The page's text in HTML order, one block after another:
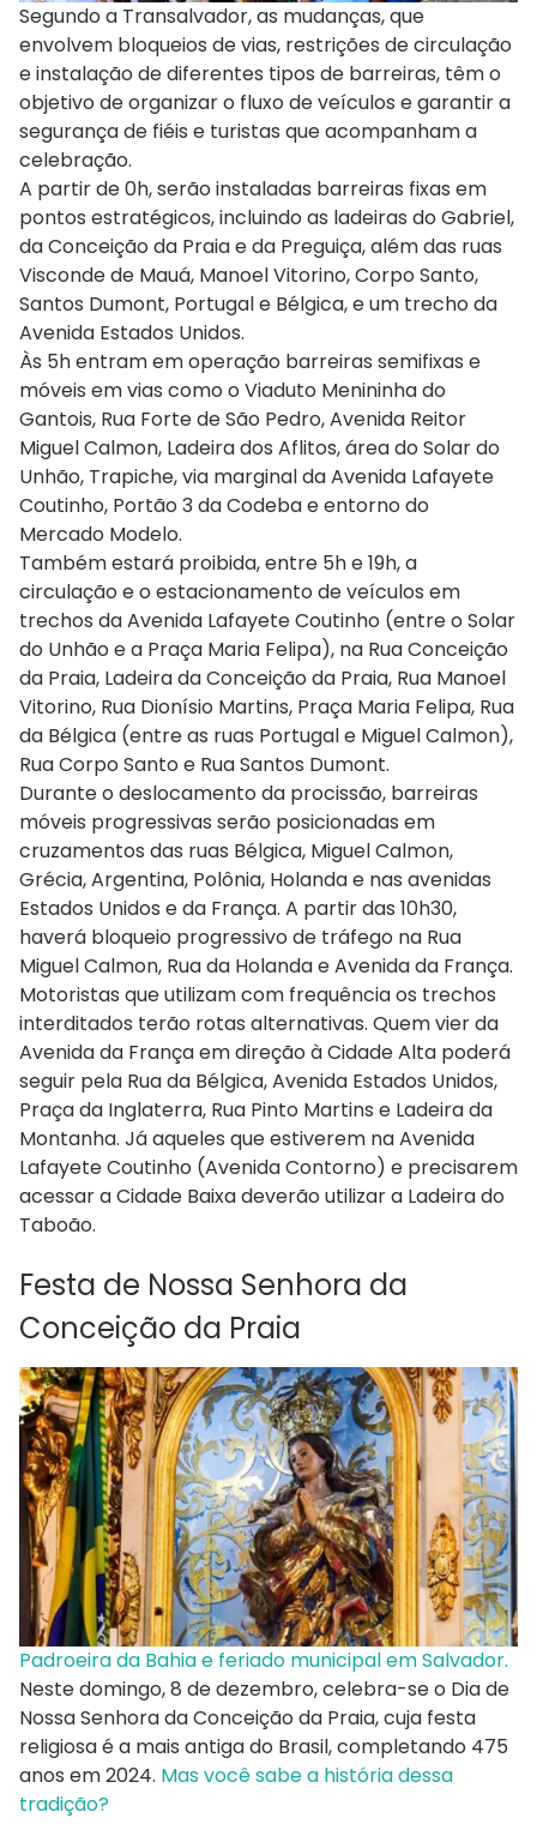
Segundo a Transalvador, as mudanças, que
envolvem bloqueios de vias, restrições de circulação
e instalação de diferentes tipos de barreiras, têm o
objetivo de organizar o fluxo de veículos e garantir a
segurança de fiéis e turistas que acompanham a
celebração.
A partir de 0h, serão instaladas barreiras fixas em
pontos estratégicos, incluindo as ladeiras do Gabriel,
da Conceição da Praia e da Preguiça, além das ruas
Visconde de Mauá, Manoel Vitorino, Corpo Santo,
Santos Dumont, Portugal e Bélgica, e um trecho da
Avenida Estados Unidos.
Às 5h entram em operação barreiras semifixas e
móveis em vias como o Viaduto Menininha do
Gantois, Rua Forte de São Pedro, Avenida Reitor
Miguel Calmon, Ladeira dos Aflitos, área do Solar do
Unhão, Trapiche, via marginal da Avenida Lafayete
Coutinho, Portão 3 daCodebae entorno do
Mercado Modelo.
Também estará proibida, entre 5h e 19h, a
circulação e o estacionamento de veículos em
trechos da Avenida LafayeteCoutinho (entre o Solar
do Unhão e a Praça Maria Felipa), na Rua Conceição
da Praia, Ladeira da Conceição da Praia, Rua Manoel
Vitorino, Rua Dionísio Martins, Praça Maria Felipa, Rua
da Bélgica (entre as ruas Portugal e Miguel Calmon),
Rua Corpo Santo e Rua Santos Dumont.
Durante o deslocamento da procissão, barreiras
móveis progressivas serão posicionadas em
cruzamentos das ruas Bélgica, Miguel Calmon,
Grécia, Argentina, Polônia, Holanda e nas avenidas
Estados Unidos e da França. A partir das 10h30,
haverá bloqueio progressivo de tráfego na Rua
Miguel Calmon, Rua da Holanda e Avenida da França.
Motoristas que utilizam com frequência os trechos
interditados terão rotas alternativas. Quem vier da
Avenida da França em direção à Cidade Alta poderá
seguir pela Rua da Bélgica, Avenida Estados Unidos,
Praça da Inglaterra, Rua Pinto Martins e Ladeira da
Montanha. Já aqueles que estiverem na Avenida
LafayeteCoutinho (Avenida Contorno) e precisarem
acessar a Cidade Baixa deverão utilizar a Ladeira do
Taboão.
Festa de Nossa Senhora da
Conceição da Praia
Padroeira da Bahia e feriado municipal em Salvador.
Neste domingo, 8 de dezembro, celebra-se o Dia de
Nossa Senhora da Conceição da Praia, cuja festa
religiosa é a mais antiga do Brasil, completando 475
anos em 2024. Mas você sabe a história dessa
tradição?